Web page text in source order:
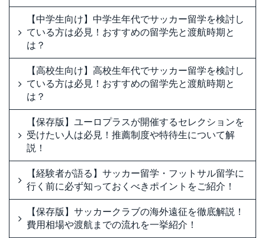
【中学生向け】中学生年代でサッカー留学を検討し
ている方は必見！おすすめの留学先と渡航時期と
は？
【高校生向け】高校生年代でサッカー留学を検討し
ている方は必見！おすすめの留学先と渡航時期と
は？
【保存版】ユーロプラスが開催するセレクションを
受けたい人は必見！推薦制度や特待生について解
説！
【経験者が語る】サッカー留学・フットサル留学に
行く前に必ず知っておくべきポイントをご紹介！
【保存版】サッカークラブの海外遠征を徹底解説！
費用相場や渡航までの流れを一挙紹介！